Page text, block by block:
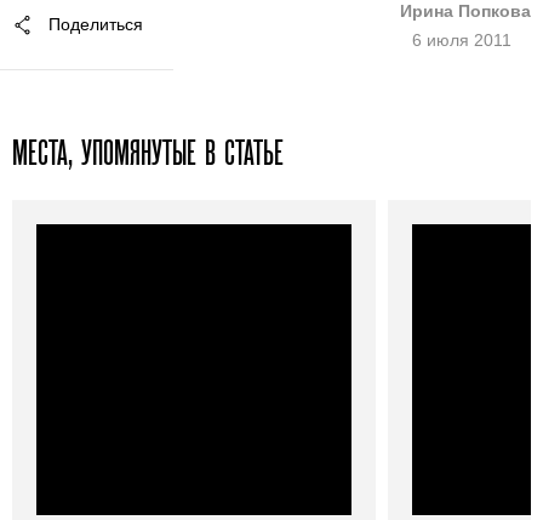
Поделиться
Ирина Попкова
6 июля 2011
МЕСТА, УПОМЯНУТЫЕ В СТАТЬЕ